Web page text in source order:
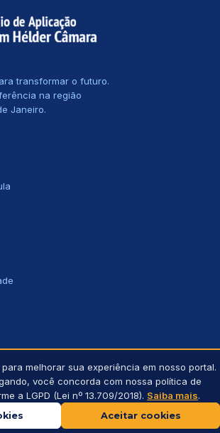
transformar o futuro.
na região
Janeiro.
melhorar sua experiência em nosso portal.
você concorda com nossa política de
a LGPD (Lei nº 13.709/2018). Saiba mais.
Aceitar cookies